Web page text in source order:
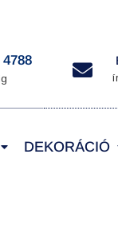
DEKORÁCIÓ